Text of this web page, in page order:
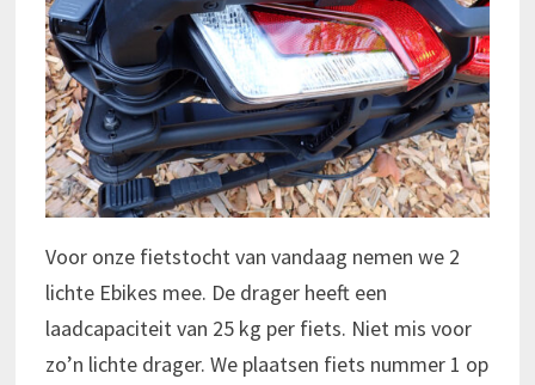
Voor onze fietstocht van vandaag nemen we 2
lichte Ebikes mee. De drager heeft een
laadcapaciteit van 25 kg per fiets. Niet mis voor
zo’n lichte drager. We plaatsen fiets nummer 1 op